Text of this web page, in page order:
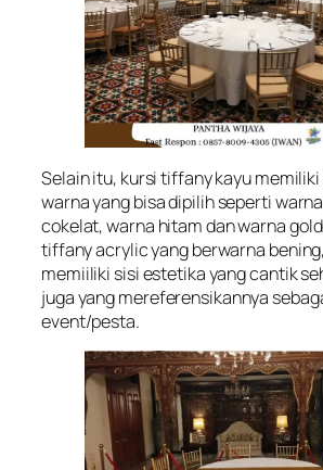
Selain itu, kursi tiffany kayu
warna yang bisa dipilih seperti
cokelat, warna hitam dan warna
tiffany acrylic yang berwarna
memiiliki sisi estetika yang cantik
juga yang mereferensikannya
event/pesta.